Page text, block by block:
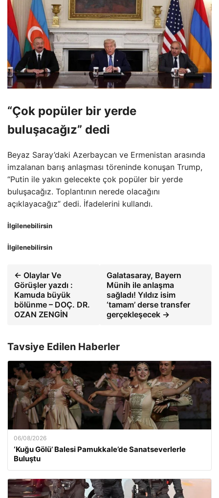
“Çok popüler bir yerde
buluşacağız” dedi
Beyaz Saray’daki Azerbaycan ve Ermenistan arasında
imzalanan barış anlaşması töreninde konuşan Trump,
“Putin ile yakın gelecekte çok popüler bir yerde
buluşacağız. Toplantının nerede olacağını
açıklayacağız” dedi. İfadelerini kullandı.
İlgilenebilirsin
İlgilenebilirsin
← Olaylar Ve
Görüşler yazdı :
Kamuda büyük
bölünme – DOÇ. DR.
OZAN ZENGİN
Galatasaray, Bayern
Münih ile anlaşma
sağladı! Yıldız isim
‘tamam’ derse transfer
gerçekleşecek →
Tavsiye Edilen Haberler
06/08/2026
‘Kuğu Gölü’ Balesi Pamukkale’de Sanatseverlerle
Buluştu